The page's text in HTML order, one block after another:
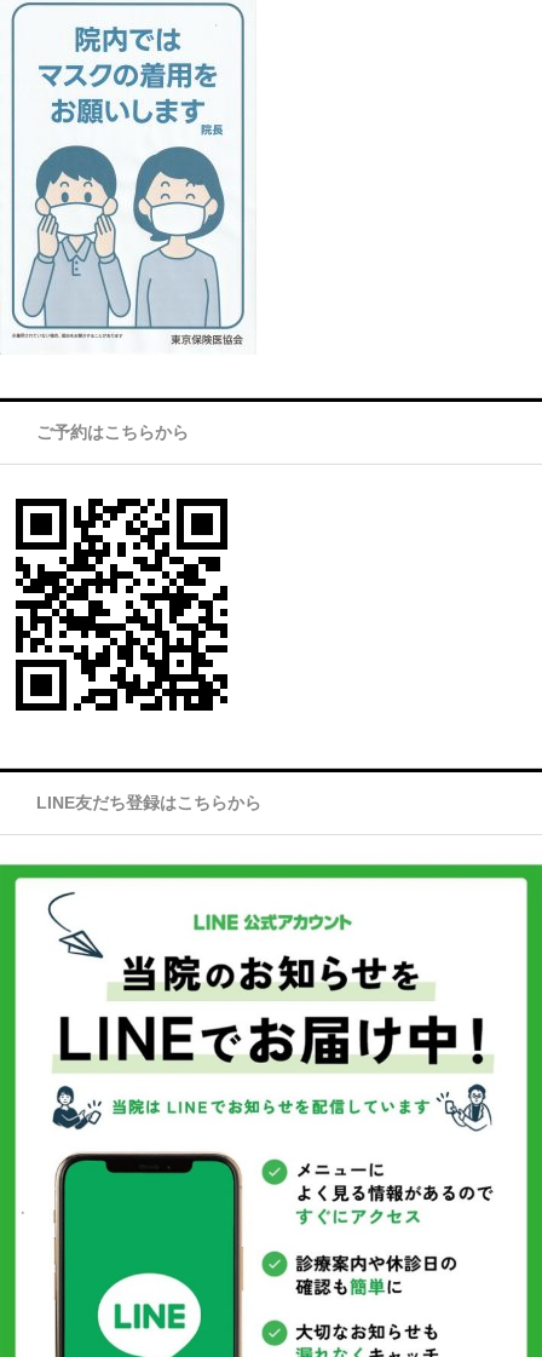
ご予約はこちらから
LINE友だち登録はこちらから